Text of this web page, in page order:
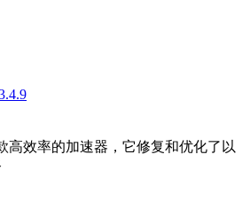
高效率的加速器，它修复和优化了以